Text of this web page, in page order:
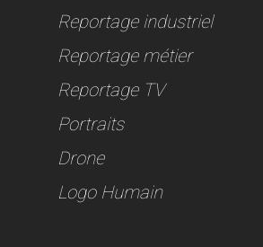
Reportage industriel
Reportage métier
Reportage TV
Portraits
Drone
Logo Humain